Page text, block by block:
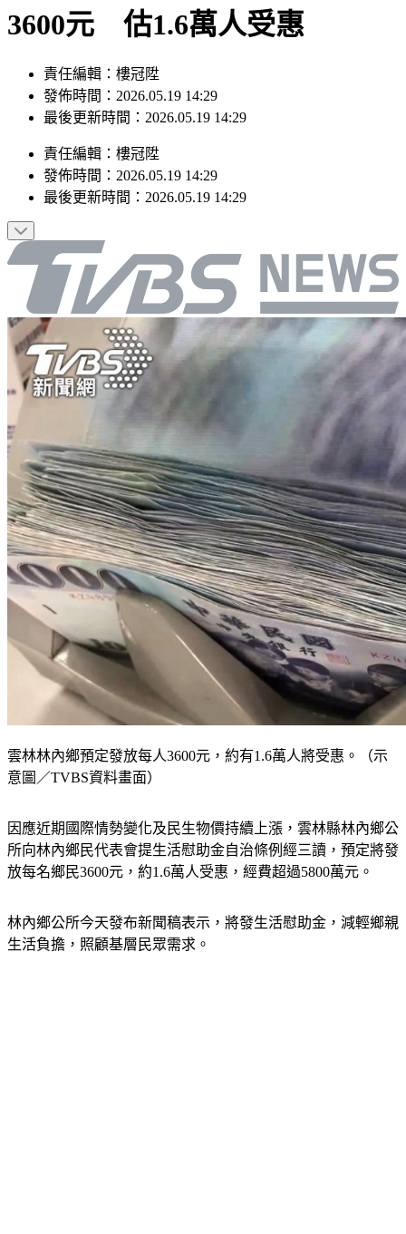
3600元 估1.6萬人受惠
責任編輯：樓冠陞
發佈時間：2026.05.19 14:29
最後更新時間：2026.05.19 14:29
責任編輯 ： 樓冠陞
發佈時間： 2026.05.19 14:29
最後更新時間： 2026.05.19 14:29
雲林林內鄉預定發放每人3600元，約有1.6萬人將受惠。（示
意圖／TVBS資料畫面）
因應近期國際情勢變化及民生物價持續上漲，雲林縣林內鄉公
所向林內鄉民代表會提生活慰助金自治條例經三讀，預定將發
放每名鄉民3600元，約1.6萬人受惠，經費超過5800萬元。
林內鄉公所今天發布新聞稿表示，將發生活慰助金，減輕鄉親
生活負擔，照顧基層民眾需求。